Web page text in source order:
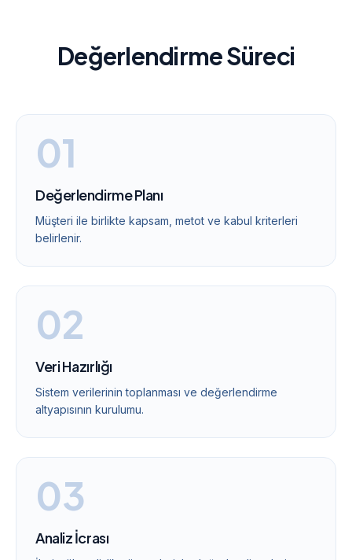
Değerlendirme Süreci
01
Değerlendirme Planı
Müşteri ile birlikte kapsam, metot ve kabul kriterleri
belirlenir.
02
Veri Hazırlığı
Sistem verilerinin toplanması ve değerlendirme
altyapısının kurulumu.
03
Analiz İcrası